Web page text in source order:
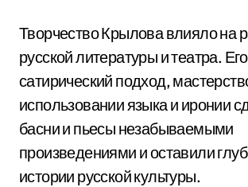
Творчество Крылова влияло на
русской литературы и театра. Его
сатирический подход,
использовании языка и иронии
басни и пьесы незабываемыми
произведениями и оставили
истории русской культуры.